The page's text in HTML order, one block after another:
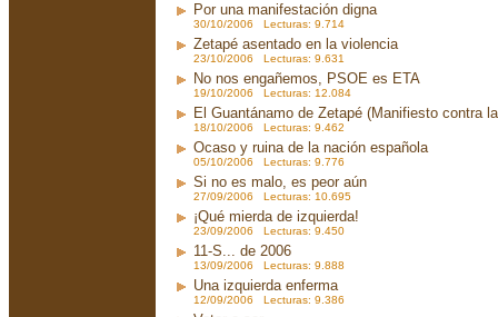
Por una manifestación digna
30/10/2006 Lecturas: 9.714
Zetapé asentado en la violencia
23/10/2006 Lecturas: 9.631
No nos engañemos, PSOE es ETA
19/10/2006 Lecturas: 12.084
El Guantánamo de Zetapé (Manifiesto contra
18/10/2006 Lecturas: 9.462
Ocaso y ruina de la nación española
05/10/2006 Lecturas: 9.776
Si no es malo, es peor aún
27/09/2006 Lecturas: 10.695
¡Qué mierda de izquierda!
23/09/2006 Lecturas: 9.450
11-S... de 2006
13/09/2006 Lecturas: 9.888
Una izquierda enferma
12/09/2006 Lecturas: 9.386